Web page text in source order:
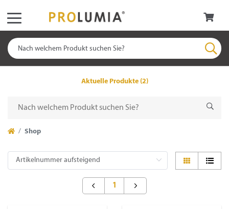
Aktuelle Produkte (2)
Shop
1